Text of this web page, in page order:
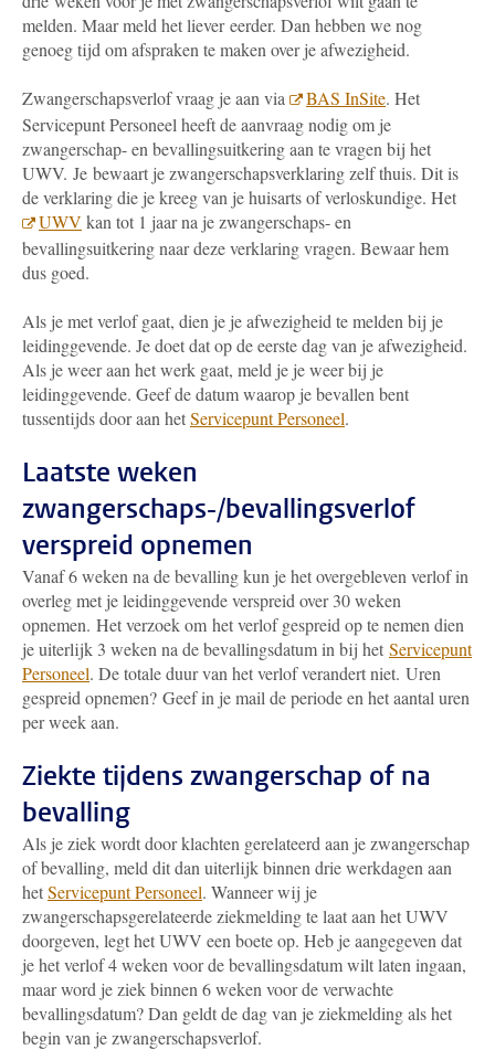
melden. Maar meld het liever eerder. Dan hebben we nog
genoeg tijd om afspraken te maken over je afwezigheid.
Zwangerschapsverlof vraag je aan via BAS InSite. Het
Servicepunt Personeel heeft de aanvraag nodig om je
zwangerschap- en bevallingsuitkering aan te vragen bij het
UWV. Je bewaart je zwangerschapsverklaring zelf thuis. Dit is
de verklaring die je kreeg van je huisarts of verloskundige. Het
UWV kan tot 1 jaar na je zwangerschaps- en
bevallingsuitkering naar deze verklaring vragen. Bewaar hem
dus goed.
Als je met verlof gaat, dien je je afwezigheid te melden bij je
leidinggevende. Je doet dat op de eerste dag van je afwezigheid.
Als je weer aan het werk gaat, meld je je weer bij je
leidinggevende. Geef de datum waarop je bevallen bent
tussentijds door aan hetServicepunt Personeel.
Laatste weken
zwangerschaps-/bevallingsverlof
verspreid opnemen
Vanaf 6 weken na de bevalling kun je het overgebleven verlof in
overleg met je leidinggevende verspreid over 30 weken
opnemen. Het verzoek om het verlof gespreid op te nemen dien
je uiterlijk 3 weken na de bevallingsdatum in bij het Servicepunt
Personeel. De totale duur van het verlof verandert niet. Uren
gespreid opnemen? Geef in je mail de periode en het aantal uren
per week aan.
Ziekte tijdens zwangerschap of na
bevalling
Als je ziek wordt door klachten gerelateerd aan je zwangerschap
of bevalling, meld dit dan uiterlijk binnen drie werkdagen aan
hetServicepunt Personeel. Wanneer wij je
zwangerschapsgerelateerde ziekmelding te laat aan het UWV
doorgeven, legt het UWV een boete op. Heb je aangegeven dat
je het verlof 4 weken voor de bevallingsdatum wilt laten ingaan,
maar word je ziek binnen 6 weken voor de verwachte
bevallingsdatum? Dan geldt de dag van je ziekmelding als het
begin van je zwangerschapsverlof.